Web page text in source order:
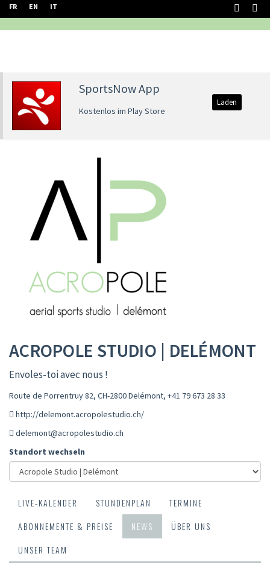
FR EN IT
SportsNow App
Kostenlos im Play Store
Laden
ACROPOLE STUDIO | DELÉMONT
Envoles-toi avec nous !
Route de Porrentruy 82, CH-2800 Delémont, +41 79 673 28 33
http://delemont.acropolestudio.ch/
delemont@acropolestudio.ch
Standort wechseln
LIVE-KALENDER STUNDENPLAN
TERMINE
ABONNEMENTE & PREISE
NEWS
ÜBER UNS
UNSER TEAM